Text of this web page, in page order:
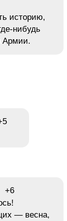
историю,
нибудь
Армии.
+6
— весна,